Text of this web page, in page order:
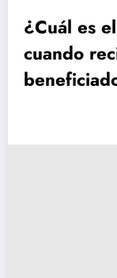
¿Cuál es
cuando